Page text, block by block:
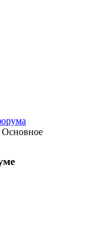
Основное